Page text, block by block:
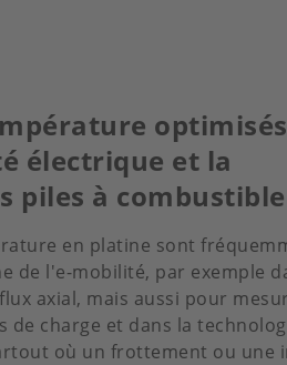
optimisés
électrique et la
piles à combustible
en platine sont
de l'e-mobilité, par exemple
axial, mais aussi pour
charge et dans la
où un frottement ou une